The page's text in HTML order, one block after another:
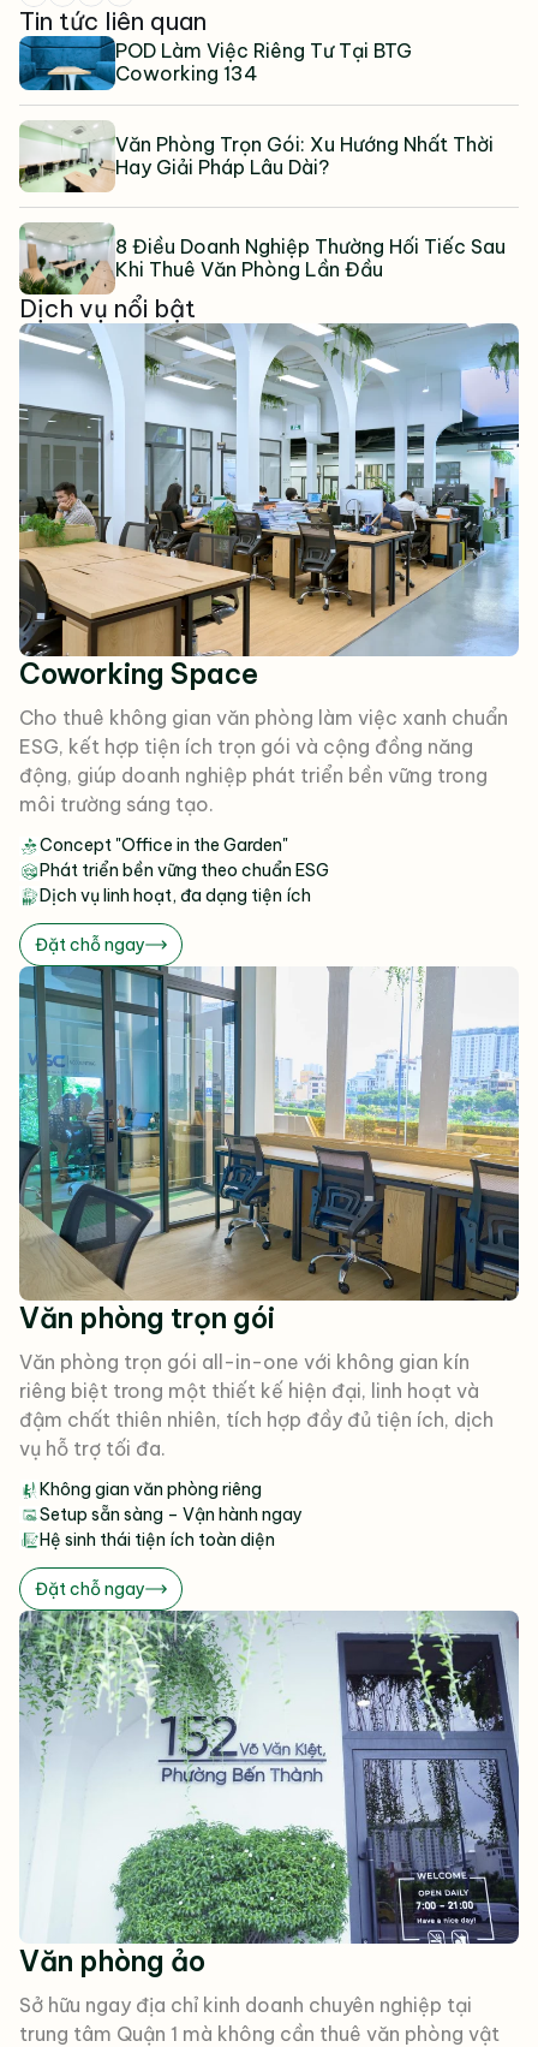
Tin tức liên quan
POD Làm Việc Riêng Tư Tại BTG
Coworking 134
Văn Phòng Trọn Gói: Xu Hướng Nhất Thời
Hay Giải Pháp Lâu Dài?
8 Điều Doanh Nghiệp Thường Hối Tiếc Sau
Khi Thuê Văn Phòng Lần Đầu
Dịch vụ nổi bật
Coworking Space
Cho thuê không gian văn phòng làm việc xanh chuẩn
ESG, kết hợp tiện ích trọn gói và cộng đồng năng
động, giúp doanh nghiệp phát triển bền vững trong
môi trường sáng tạo.
Concept "Office in the Garden"
Phát triển bền vững theo chuẩn ESG
Dịch vụ linh hoạt, đa dạng tiện ích
Đặt chỗ ngay
Văn phòng trọn gói
Văn phòng trọn gói all-in-one với không gian kín
riêng biệt trong một thiết kế hiện đại, linh hoạt và
đậm chất thiên nhiên, tích hợp đầy đủ tiện ích, dịch
vụ hỗ trợ tối đa.
Không gian văn phòng riêng
Setup sẵn sàng – Vận hành ngay
Hệ sinh thái tiện ích toàn diện
Đặt chỗ ngay
Văn phòng ảo
Sở hữu ngay địa chỉ kinh doanh chuyên nghiệp tại
trung tâm Quận 1 mà không cần thuê văn phòng vật